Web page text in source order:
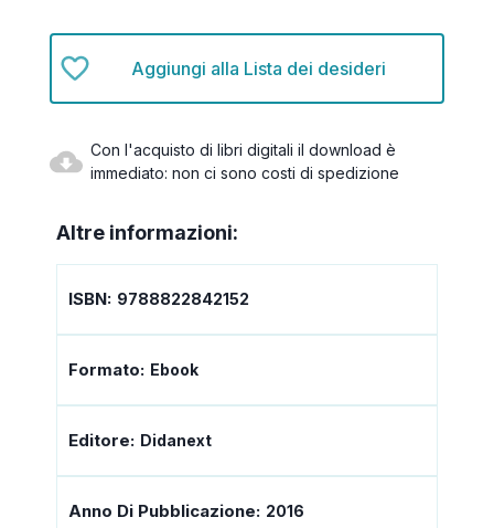
Aggiungi alla Lista dei desideri
Con l'acquisto di libri digitali il download è
immediato: non ci sono costi di spedizione
Altre informazioni:
ISBN: 9788822842152
Formato: Ebook
Editore: Didanext
Anno Di Pubblicazione: 2016